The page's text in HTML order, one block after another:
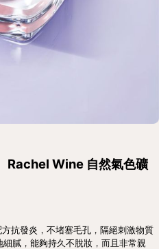
Rachel Wine 自然氣色礦
抗發炎，不堵塞毛孔，隔絕刺激物質
膩，能夠持久不脫妝，而且非常親